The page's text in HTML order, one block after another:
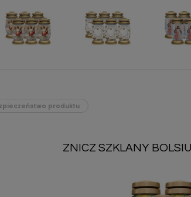
produktu
ZNICZ SZKLANY